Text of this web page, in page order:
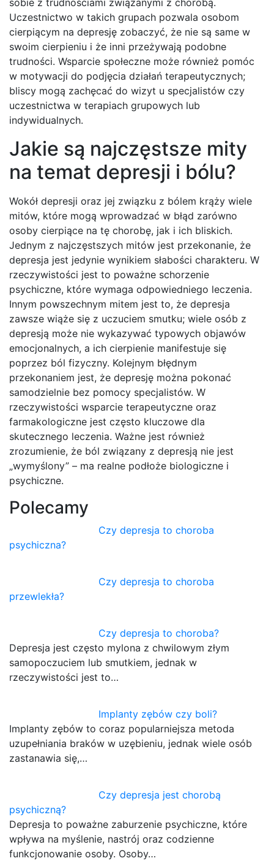
sobie z trudnościami związanymi z chorobą.
Uczestnictwo w takich grupach pozwala osobom
cierpiącym na depresję zobaczyć, że nie są same w
swoim cierpieniu i że inni przeżywają podobne
trudności. Wsparcie społeczne może również pomóc
w motywacji do podjęcia działań terapeutycznych;
bliscy mogą zachęcać do wizyt u specjalistów czy
uczestnictwa w terapiach grupowych lub
indywidualnych.
Jakie są najczęstsze mity
na temat depresji i bólu?
Wokół depresji oraz jej związku z bólem krąży wiele
mitów, które mogą wprowadzać w błąd zarówno
osoby cierpiące na tę chorobę, jak i ich bliskich.
Jednym z najczęstszych mitów jest przekonanie, że
depresja jest jedynie wynikiem słabości charakteru. W
rzeczywistości jest to poważne schorzenie
psychiczne, które wymaga odpowiedniego leczenia.
Innym powszechnym mitem jest to, że depresja
zawsze wiąże się z uczuciem smutku; wiele osób z
depresją może nie wykazywać typowych objawów
emocjonalnych, a ich cierpienie manifestuje się
poprzez ból fizyczny. Kolejnym błędnym
przekonaniem jest, że depresję można pokonać
samodzielnie bez pomocy specjalistów. W
rzeczywistości wsparcie terapeutyczne oraz
farmakologiczne jest często kluczowe dla
skutecznego leczenia. Ważne jest również
zrozumienie, że ból związany z depresją nie jest
„wymyślony” – ma realne podłoże biologiczne i
psychiczne.
Polecamy
Czy depresja to choroba
psychiczna?
Czy depresja to choroba
przewlekła?
Czy depresja to choroba?
Depresja jest często mylona z chwilowym złym
samopoczuciem lub smutkiem, jednak w
rzeczywistości jest to…
Implanty zębów czy boli?
Implanty zębów to coraz popularniejsza metoda
uzupełniania braków w uzębieniu, jednak wiele osób
zastanawia się,…
Czy depresja jest chorobą
psychiczną?
Depresja to poważne zaburzenie psychiczne, które
wpływa na myślenie, nastrój oraz codzienne
funkcjonowanie osoby. Osoby…